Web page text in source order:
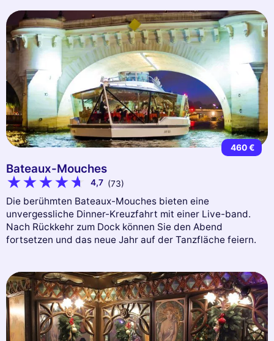
460 €
Bateaux-Mouches
4,7 (73)
Die berühmten Bateaux-Mouches bieten eine
unvergessliche Dinner-Kreuzfahrt mit einer Live-band.
Nach Rückkehr zum Dock können Sie den Abend
fortsetzen und das neue Jahr auf der Tanzfläche feiern.